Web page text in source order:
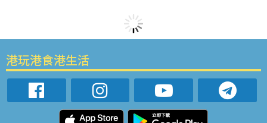
港玩港食港生活